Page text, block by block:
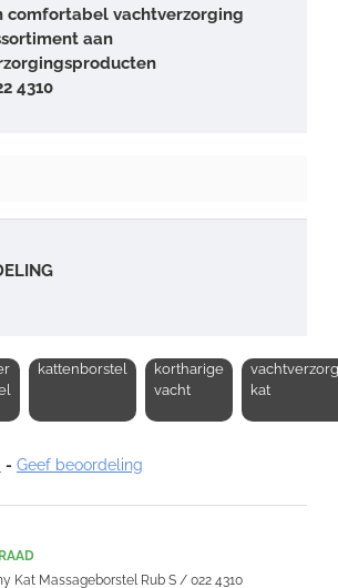
comfortabel vachtverzorging
aan
4310
Goed
kattenborstel
kortharige
vacht
kat
- Geef beoordeling
Kat Massageborstel Rub S / 022 4310